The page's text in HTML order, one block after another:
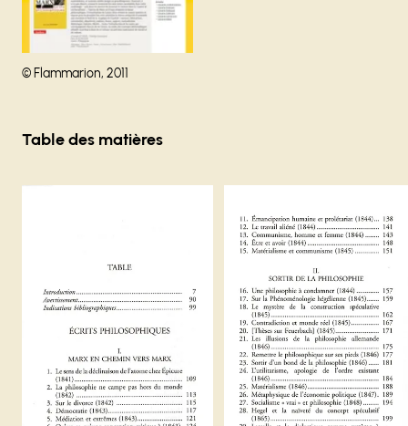
Droits réservés :
© Flammarion, 2011
Carrousel 0
Table des matières